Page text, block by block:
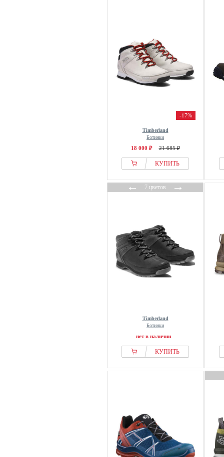
-17%
Timberland
Ботинки
18 000 ₽ 21 685 ₽
КУПИТЬ
←7 цветов→
Timberland
Ботинки
нет в наличии
КУПИТЬ